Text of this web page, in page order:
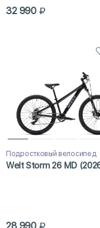
32 990
Подростковый велосипед
Welt Storm 26 MD
28 990